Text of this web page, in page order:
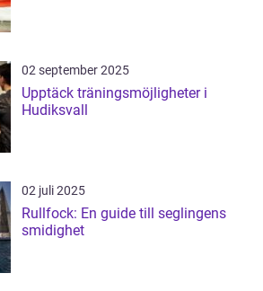
02 september 2025
Upptäck träningsmöjligheter i
Hudiksvall
02 juli 2025
Rullfock: En guide till seglingens
smidighet